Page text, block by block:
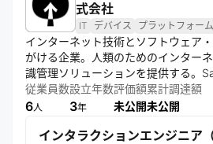
式会社
IT デバイス プラットフォーム
インターネット技術とソフトウェア
がける企業。人類のためのインター
識管理ソリューションを提供する。
ラリアプリを開発し、ハードウェア
志向で多様な専門家を採用し、スタ
従業員数
6人
設立年数
3年
評価額
未公開
累計調達額
未公開
インタラクションエンジニア